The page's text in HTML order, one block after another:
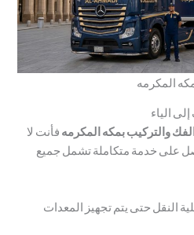
المكرمه
الياء
والتركيببمكه المكرمه فأنت لا
على خدمة متكاملة تشمل جميع
النقل حتى يتم تجهيز المعدات